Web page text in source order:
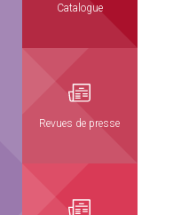
Catalogue
Revues de presse